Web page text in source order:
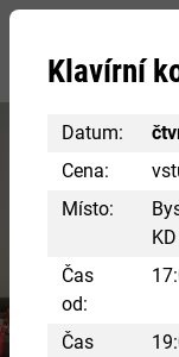
oficiální
Navštivte
Klavírní
Datum:
Cena:
Místo:
KD
Čas
od:
Čas